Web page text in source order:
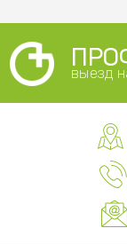
выезд